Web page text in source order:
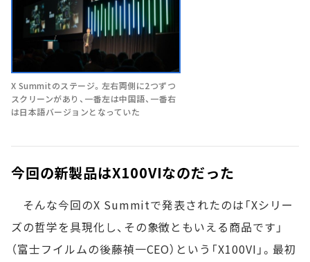
X Summitのステージ。左右両側に2つずつ
スクリーンがあり、一番左は中国語、一番右
は日本語バージョンとなっていた
今回の新製品はX100VIなのだった
そんな今回のX Summitで発表されたのは「Xシリー
ズの哲学を具現化し、その象徴ともいえる商品です」
（富士フイルムの後藤禎一CEO）という「X100VI」。最初